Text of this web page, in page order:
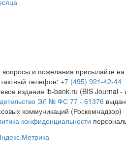
вопросы и пожелания присылайте на
телефон: +7 (495) 921-42-44
издание ib-bank.ru (BIS Journal -
ЭЛ № ФС 77 - 61376
коммуникаций (Роскомнадзор)
конфиденциальности